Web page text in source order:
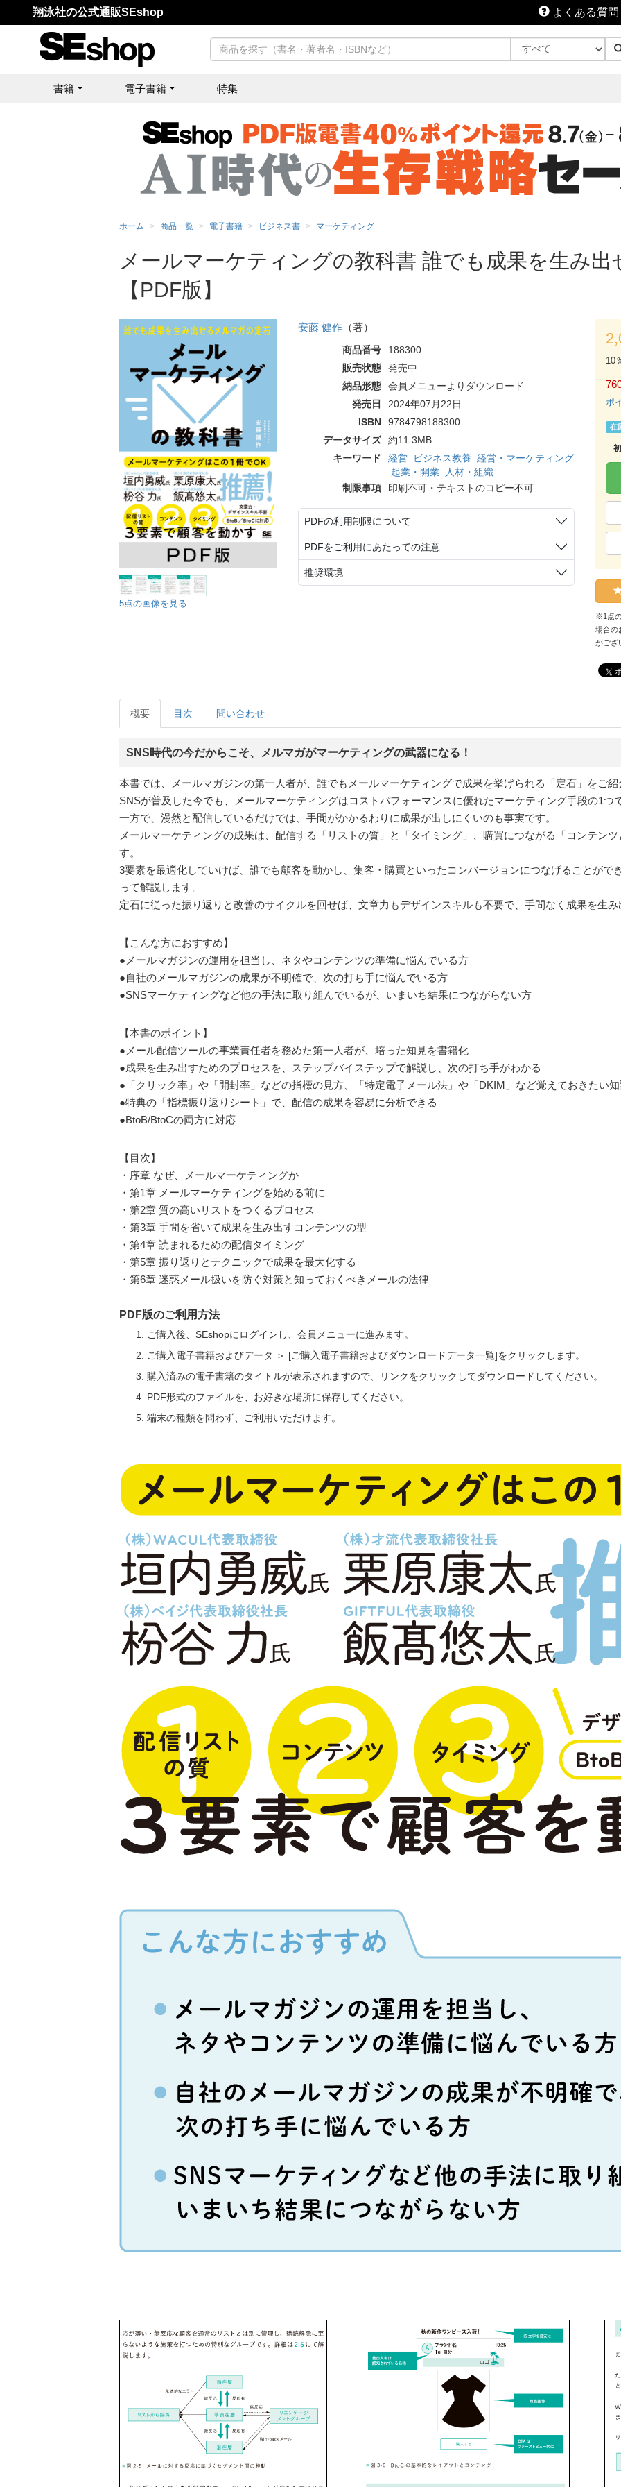
翔泳社の公式通販SEshop よくある質問
書籍 電子書籍 特集
ホーム 商品一覧 電子書籍 ビジネス書 マーケティング
メールマーケティングの教科書 誰でも成果を生み
【PDF版】
5点の画像を見る
安藤 健作（著）
商品番号
188300
販売状態
発売中
納品形態
会員メニューよりダウンロード
発売日
2024年07月22日
ISBN
9784798188300
データサイズ
約11.3MB
キーワード
経営 ビジネス教養 経営・マーケティング
起業・開業
人材・組織
制限事項
印刷不可・テキストのコピー不可
PDFの利用制限について
PDFをご利用にあたっての注意
推奨環境
10
ポ
在
※1点
場合の
がござ
概要 目次 問い合わせ
SNS時代の今だからこそ、メルマガがマーケティングの武器になる！
本書では、メールマガジンの第一人者が、誰でもメールマーケティングで成果を挙げられる「定石」をご紹
SNSが普及した今でも、メールマーケティングはコストパフォーマンスに優れたマーケティング手段の1つ
一方で、漫然と配信しているだけでは、手間がかかるわりに成果が出しにくいのも事実です。
メールマーケティングの成果は、配信する「リストの質」と「タイミング」、購買につながる「コンテン
す。
3要素を最適化していけば、誰でも顧客を動かし、集客・購買といったコンバージョンにつなげることがで
って解説します。
定石に従った振り返りと改善のサイクルを回せば、文章力もデザインスキルも不要で、手間なく成果を生み
【こんな方におすすめ】
●メールマガジンの運用を担当し、ネタやコンテンツの準備に悩んでいる方
●自社のメールマガジンの成果が不明確で、次の打ち手に悩んでいる方
●SNSマーケティングなど他の手法に取り組んでいるが、いまいち結果につながらない方
【本書のポイント】
●メール配信ツールの事業責任者を務めた第一人者が、培った知見を書籍化
●成果を生み出すためのプロセスを、ステップバイステップで解説し、次の打ち手がわかる
●「クリック率」や「開封率」などの指標の見方、「特定電子メール法」や「DKIM」など覚えておきたい
●特典の「指標振り返りシート」で、配信の成果を容易に分析できる
●BtoB/BtoCの両方に対応
【目次】
・序章 なぜ、メールマーケティングか
・第1章 メールマーケティングを始める前に
・第2章 質の高いリストをつくるプロセス
・第3章 手間を省いて成果を生み出すコンテンツの型
・第4章 読まれるための配信タイミング
・第5章 振り返りとテクニックで成果を最大化する
・第6章 迷惑メール扱いを防ぐ対策と知っておくべきメールの法律
PDF版のご利用方法
ご購入後、SEshopにログインし、会員メニューに進みます。
ご購入電子書籍およびデータ ＞ [ご購入電子書籍およびダウンロードデータ一覧]をクリックします。
購入済みの電子書籍のタイトルが表示されますので、リンクをクリックしてダウンロードしてください。
PDF形式のファイルを、お好きな場所に保存してください。
端末の種類を問わず、ご利用いただけます。